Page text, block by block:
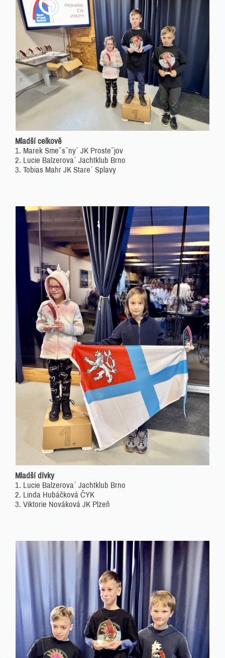
Mladší celkově
1. Marek Smeˇsˇny´ JK Prosteˇjov
2. Lucie Balzerova´ Jachtklub Brno
3. Tobias Mahr JK Stare´ Splavy
Mladší dívky
1. Lucie Balzerova´ Jachtklub Brno
2. Linda Hubáčková ČYK
3. Viktorie Nováková JK Plzeň